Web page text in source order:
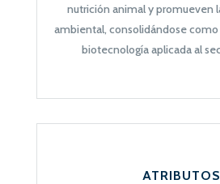
nutrición animal y promueven
ambiental, consolidándose
biotecnología aplicada al
ATRIBUTOS